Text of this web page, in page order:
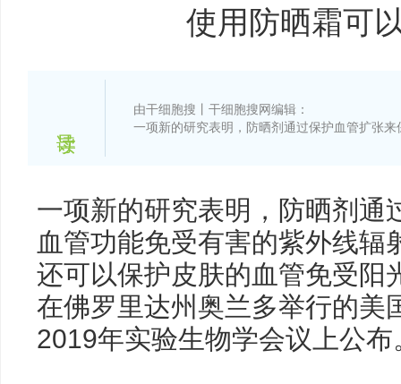
使用防晒霜可
由干细胞搜丨干细胞搜网编辑：
一项新的研究表明，防晒剂通过保护血管扩张
一项新的研究表明，防晒剂通
血管功能免受有害的紫外线
还可以保护皮肤的血管免受阳
在佛罗里达州奥兰多举行的美
2019年实验生物学会议上公布